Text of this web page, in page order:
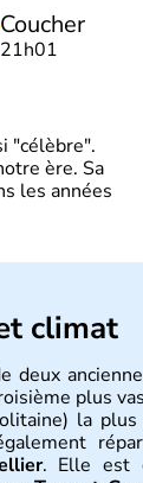
Coucher
21h01
"célèbre".
ère. Sa
les années
climat
deux
plus
la
. Elle est